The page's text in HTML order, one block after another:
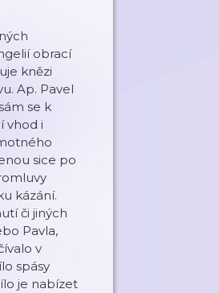
obrací
knězi
Ap. Pavel
se k
vhod i
sice po
kázání.
či jiných
Pavla,
v
spásy
je nabízet